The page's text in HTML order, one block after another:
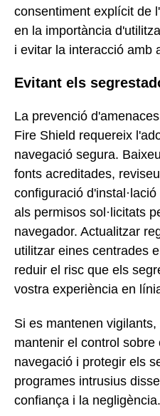
consentiment explícit de
en la importància
i evitar la interacció amb
Evitant els
La prevenció
Fire Shield requereix
navegació segura.
fonts acreditades,
configuració
als permisos sol·licitats
navegador. Actualitzar
utilitzar eines centrades
reduir el risc que els
vostra experiència en
Si es mantenen
mantenir el control
navegació i protegir els
programes intrusius
confiança i la negligència.